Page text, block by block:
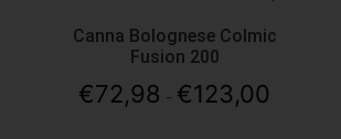
Canna Bolognese Colmic
Fusion 200
€72,98 - €123,00